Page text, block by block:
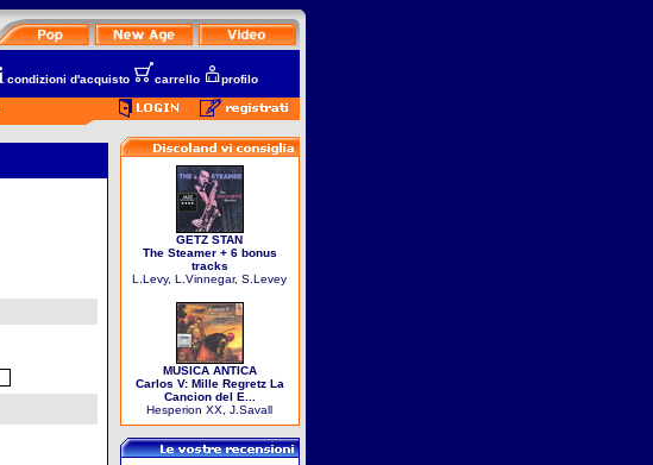
condizioni d'acquisto carrello profilo
GETZ STAN
The Steamer + 6 bonus
tracks
L.Levy, L.Vinnegar, S.Levey
MUSICA ANTICA
Carlos V: Mille Regretz La
Cancion del E...
Hesperion XX, J.Savall